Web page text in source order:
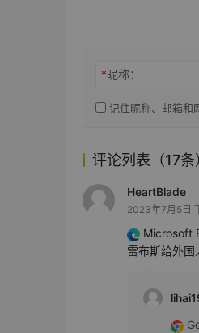
*昵称：
记住昵称、邮箱和
评论列表（17条
HeartBlade
2023年7月5日
Microsoft
雷布斯给外